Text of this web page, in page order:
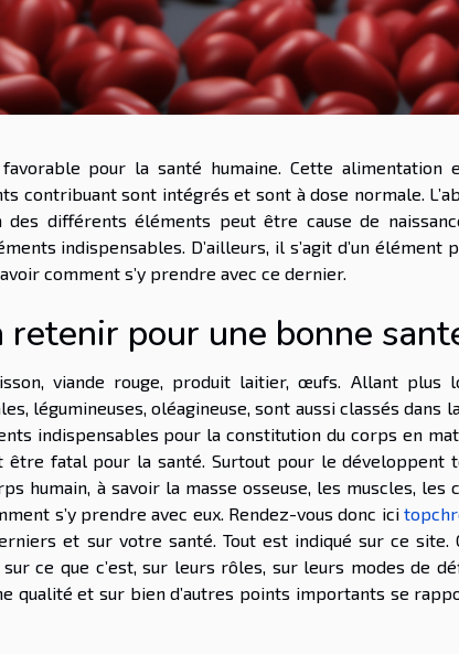
pour la santé humaine. Cette alimentation
contribuant sont intégrés et sont à dose normale.
différents éléments peut être cause de
indispensables. D’ailleurs, il s’agit d’un élément
comment s’y prendre avec ce dernier.
retenir pour une bonne
viande rouge, produit laitier, œufs. Allant plus
légumineuses, oléagineuse, sont aussi classés dans
indispensables pour la constitution du corps en
être fatal pour la santé. Surtout pour le développent
humain, à savoir la masse osseuse, les muscles, les
s’y prendre avec eux. Rendez-vous donc ici
et sur votre santé. Tout est indiqué sur ce site.
ce que c’est, sur leurs rôles, sur leurs modes de
qualité et sur bien d’autres points importants se